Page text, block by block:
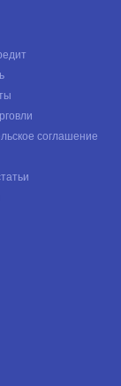
соглашение